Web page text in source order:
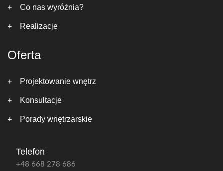
Co nas wyróżnia?
Realizacje
Oferta
Projektowanie wnętrz
Konsultacje
Porady wnętrzarskie
Telefon
+48 668 278 686